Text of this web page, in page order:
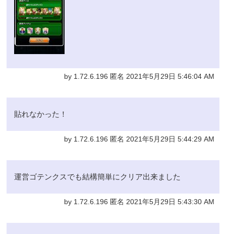
by 1.72.6.196 匿名 2021年5月29日 5:46:04 AM
貼れなかった！
by 1.72.6.196 匿名 2021年5月29日 5:44:29 AM
運営ゴテンクスでも結構簡単にクリア出来ました
by 1.72.6.196 匿名 2021年5月29日 5:43:30 AM